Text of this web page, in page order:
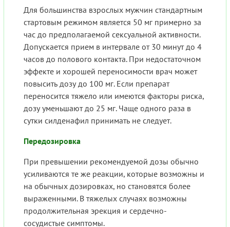
Для большинства взрослых мужчин стандартным
стартовым режимом является 50 мг примерно за
час до предполагаемой сексуальной активности.
Допускается прием в интервале от 30 минут до 4
часов до полового контакта. При недостаточном
эффекте и хорошей переносимости врач может
повысить дозу до 100 мг. Если препарат
переносится тяжело или имеются факторы риска,
дозу уменьшают до 25 мг. Чаще одного раза в
сутки силденафил принимать не следует.
Передозировка
При превышении рекомендуемой дозы обычно
усиливаются те же реакции, которые возможны и
на обычных дозировках, но становятся более
выраженными. В тяжелых случаях возможны
продолжительная эрекция и сердечно-
сосудистые симптомы.